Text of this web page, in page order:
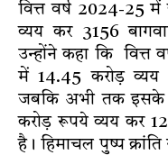
वित्त वर्ष 2024-25
व्यय कर 3156
उन्होंने कहा कि वित्त
में 14.45 करोड़ व्यय
जबकि अभी तक इसके
करोड़ रूपये व्यय कर
है। हिमाचल पुष्प क्रांति